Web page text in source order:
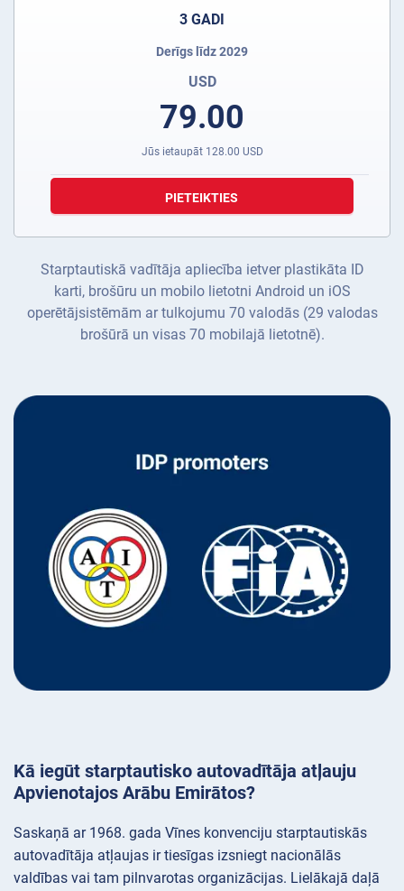
3 GADI
Derīgs līdz 2029
USD
79.00
Jūs ietaupāt 128.00 USD
PIETEIKTIES
Starptautiskā vadītāja apliecība ietver plastikāta ID
karti, brošūru un mobilo lietotni Android un iOS
operētājsistēmām ar tulkojumu 70 valodās (29 valodas
brošūrā un visas 70 mobilajā lietotnē).
Kā iegūt starptautisko autovadītāja atļauju
Apvienotajos Arābu Emirātos?
Saskaņā ar 1968. gada Vīnes konvenciju starptautiskās
autovadītāja atļaujas ir tiesīgas izsniegt nacionālās
valdības vai tam pilnvarotas organizācijas. Lielākajā daļā